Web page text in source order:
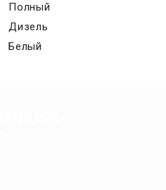
Полный
Дизель
Белый